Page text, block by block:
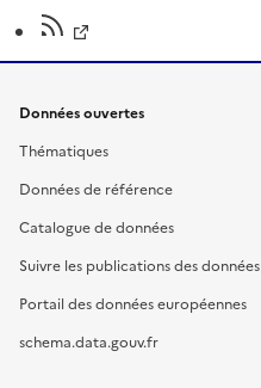
Données ouvertes
Thématiques
Données de référence
Catalogue de données
Suivre les publications des données
Portail des données européennes
schema.data.gouv.fr